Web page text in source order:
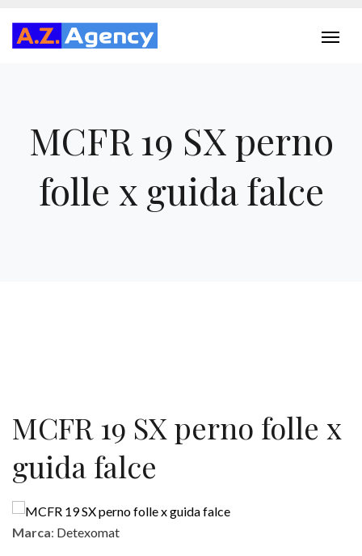
MCFR 19 SX perno
folle x guida falce
MCFR 19 SX perno folle x
guida falce
Marca: Detexomat